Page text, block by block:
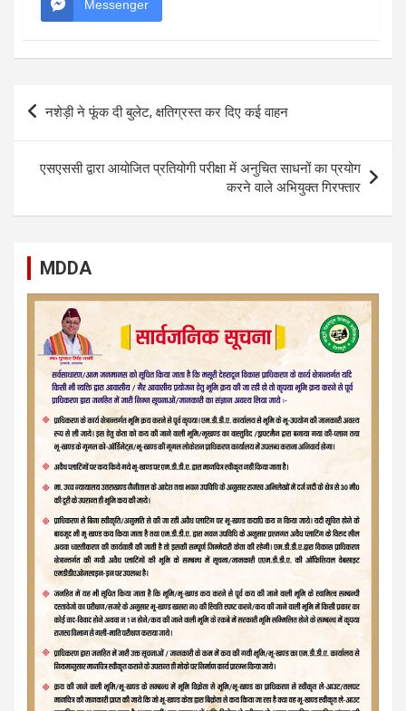
Messenger
Post
navigation
नशेड़ी ने फूंक दी बुलेट, क्षतिग्रस्त कर दिए कई वाहन
एसएससी द्वारा आयोजित प्रतियोगी परीक्षा में अनुचित साधनों का प्रयोग
करने वाले अभियुक्त गिरफ्तार
MDDA